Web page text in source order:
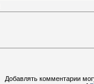
Добавлять комментарии